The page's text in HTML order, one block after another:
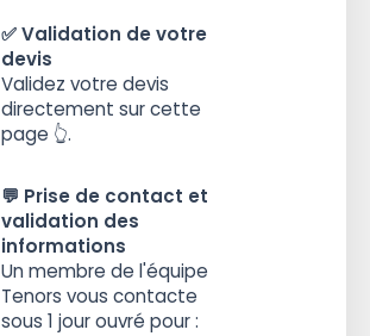
✅ Validation de votre
devis
Validez votre devis
directement sur cette
page 👆.
💬 Prise de contact et
validation des
informations
Un membre de l'équipe
Tenors vous contacte
sous 1 jour ouvré pour :